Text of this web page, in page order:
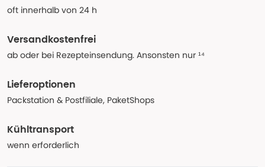
oft innerhalb von 24 h
Versandkostenfrei
ab oder bei Rezepteinsendung. Ansonsten nur ¹⁴
Lieferoptionen
Packstation & Postfiliale, PaketShops
Kühltransport
wenn erforderlich